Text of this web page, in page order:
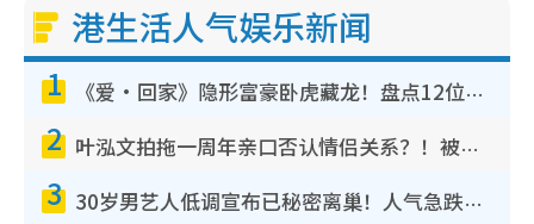
港生活人气娱乐新闻
1 《爱·回家》隐形富豪卧虎藏龙！盘点12位财气逼人的有钱艺人：这位美女3亿身家不愁做
2 叶泓文拍拖一周年亲口否认情侣关系？！被质疑感情造假竟称GM“普通同事”
3 30岁男艺人低调宣布已秘密离巢！人气急跌变失踪人口：“这几年过得并不容易”